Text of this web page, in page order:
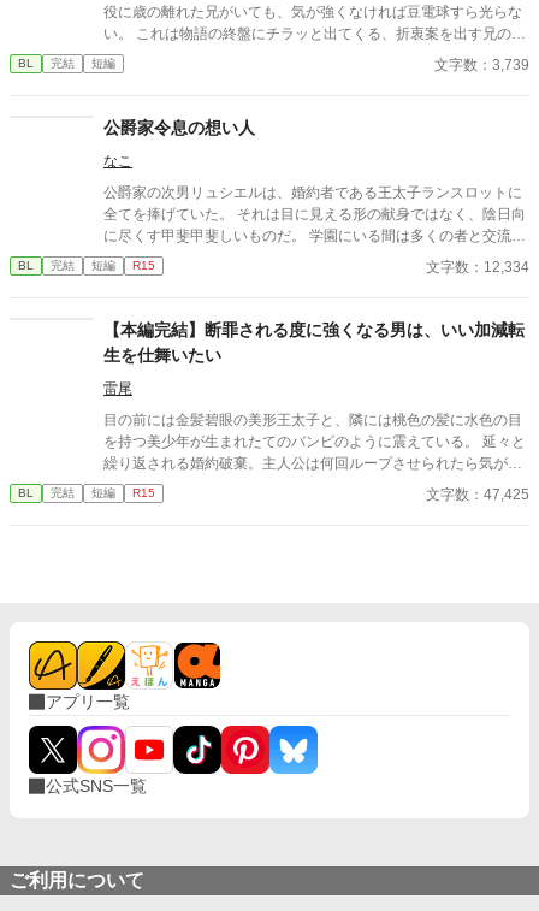
役に歳の離れた兄がいても、気が強くなければ豆電球すら光らな
い。 これは物語の終盤にチラッと出てくる、折衷案を出す兄の話
である。
BL 完結 短編 文字数：3,739
公爵家令息の想い人
なこ
公爵家の次男リュシエルは、婚約者である王太子ランスロットに
全てを捧げていた。 それは目に見える形の献身ではなく、陰日向
に尽くす甲斐甲斐しいものだ。 学園にいる間は多くの者と交流を
図りたいと言うランスロットの申し出でさえも、リュシエルは素
直に受け入れた。 ランスロットは側近候補の宰相令息と騎士家系
れ、学園生活を満喫している。 彼等はいつも一緒だ。 笑いに溢
れ、仲睦まじく、他者が入り込める隙間はない。 リュシエルは何
度もランスロットに苦言を呈した。 もっと多くの者と交流を持つ
べきだと。初めにそう告げてきたのは、ランスロットではないか
を迎える。 学園の卒業と共に、リュシエルは本格的に王宮へと入
り、間も無く婚姻がなされる予定だった。 卒業の式典が終わり、
学生たちが初めて迎える公式な社交の場、卒業生やその親族達が
集う中、リュシエルは誰にもエスコートされることなく、一人ポ
で、矛盾とか色々スルーして頂けるとありがたいです
BL 完結 短編 R15 文字数：12,334
【本編完結】断罪される度に強くなる男は、いい加減転
生を仕舞いたい
雷尾
目の前には金髪碧眼の美形王太子と、隣には桃色の髪に水色の目
を持つ美少年が生まれたてのバンビのように震えている。 延々と
繰り返される婚約破棄。主人公は何回ループさせられたら気が済
むのだろうか。一応完結ですが気が向いたら番外編追加予定で
す。
BL 完結 短編 R15 文字数：47,425
アプリ一覧
公式SNS一覧
ご利用について